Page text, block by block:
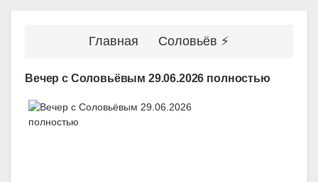
Главная Соловьёв ⚡
Вечер с Соловьёвым 29.06.2026 полностью